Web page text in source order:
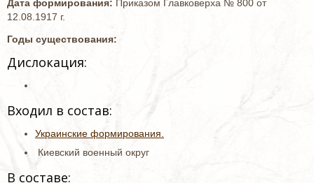
Дата формирования: Приказом Главковерха № 800 от
12.08.1917 г.
Годы существования:
Дислокация:
Входил в состав:
Украинские формирования.
Киевский военный округ
В составе: